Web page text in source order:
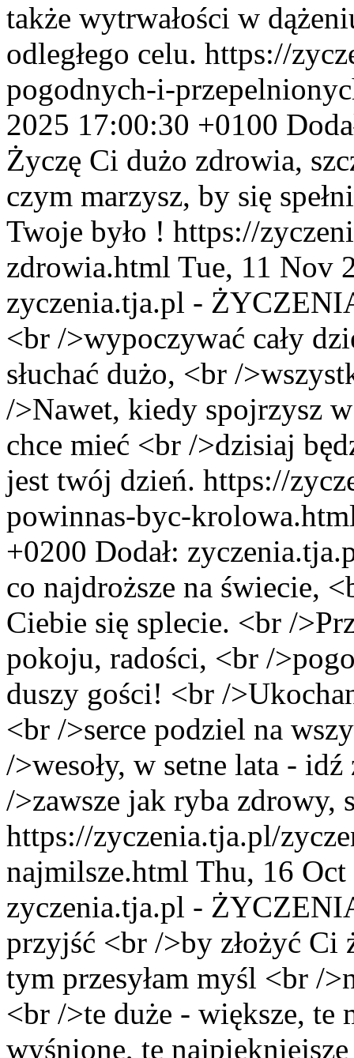
także wytrwałości w
odległego celu. https://
pogodnych-i-
2025 17:00:30 +0100
Życzę Ci dużo zdrowia,
czym marzysz, by się
Twoje było ! https://
zdrowia.html Tue, 11 Nov
zyczenia.tja.pl -
<br />wypoczywać cały
słuchać dużo, <br /
/>Nawet, kiedy spojrzysz
chce mieć <br />dzisiaj
jest twój dzień. https://
powinnas-byc-
+0200 Dodał:
co najdroższe na świecie,
Ciebie się splecie. <br /
pokoju, radości, <br /
duszy gości! <br /
<br />serce podziel na
/>wesoły, w setne lata -
/>zawsze jak ryba zdrowy,
https://zyczenia.tja.pl/
najmilsze.html Thu, 16
zyczenia.tja.pl -
przyjść <br />by złożyć
tym przesyłam myśl <br /
<br />te duże - większe, te
wyśnione, te